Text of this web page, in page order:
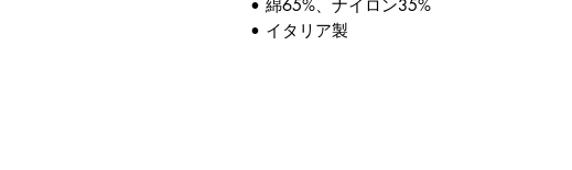
• 綿65%、ナイロン35%
• イタリア製